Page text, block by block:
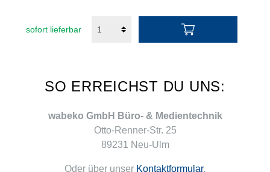
sofort lieferbar
SO ERREICHST DU UNS:
wabeko GmbH Büro- & Medientechnik
Otto-Renner-Str. 25
89231 Neu-Ulm
Oder über unser Kontaktformular.